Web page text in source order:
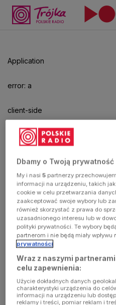
Application
error: a
client-side
exception
has
occurred
(see the
browser
console for
more
aby
odtwarzać.
Dbamy o Twoją prywatność
My i nasi5 partnerzy
informacji na urządzeniu, takich
cookie w celu przetwarzania
zaakceptować swoje wybory lub
również skorzystać z prawa do
uzasadnionego interesu lub w
polityki prywatności. Te wybory
partnerom i nie będą miały
prywatności
Wraz z naszymi
celu zapewnienia:
Użycie dokładnych danych
charakterystyki urządzenia do
informacji na urządzeniu lub
reklamy i treści, pomiar reklam i